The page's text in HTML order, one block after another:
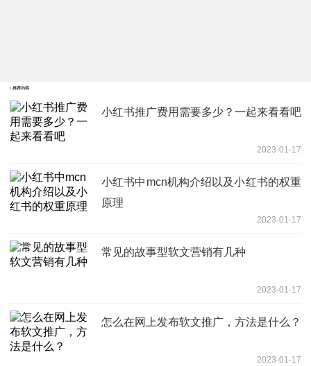
推荐内容
小红书推广费用需要多少？一起来看看吧
2023-01-17
小红书中mcn机构介绍以及小红书的权重
原理
2023-01-17
常见的故事型软文营销有几种
2023-01-17
怎么在网上发布软文推广，方法是什么？
2023-01-17